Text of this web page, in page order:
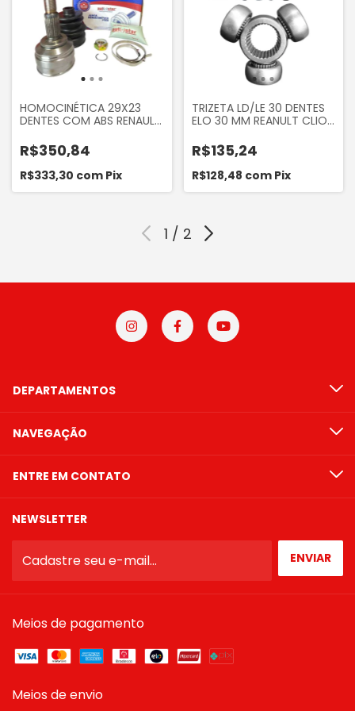
HOMOCINÉTICA 29X23
DENTES COM ABS RENAULT
LOGAN 1.6 2013 A 2023
AUTOSTAR AJH05023
R$350,84
R$333,30 com Pix
TRIZETA LD/LE 30 DENTES
ELO 30 MM REANULT CLIO
LAGUNA 2.0 LOGAN 1.6
AUTOMÁTICO 2007 A 2013
SANDERO 1.6
AUTOMÁTICO TWINGO
MEGANE
R$135,24
R$128,48 com Pix
1 / 2
DEPARTAMENTOS
NAVEGAÇÃO
ENTRE EM CONTATO
NEWSLETTER
Meios de pagamento
Meios de envio